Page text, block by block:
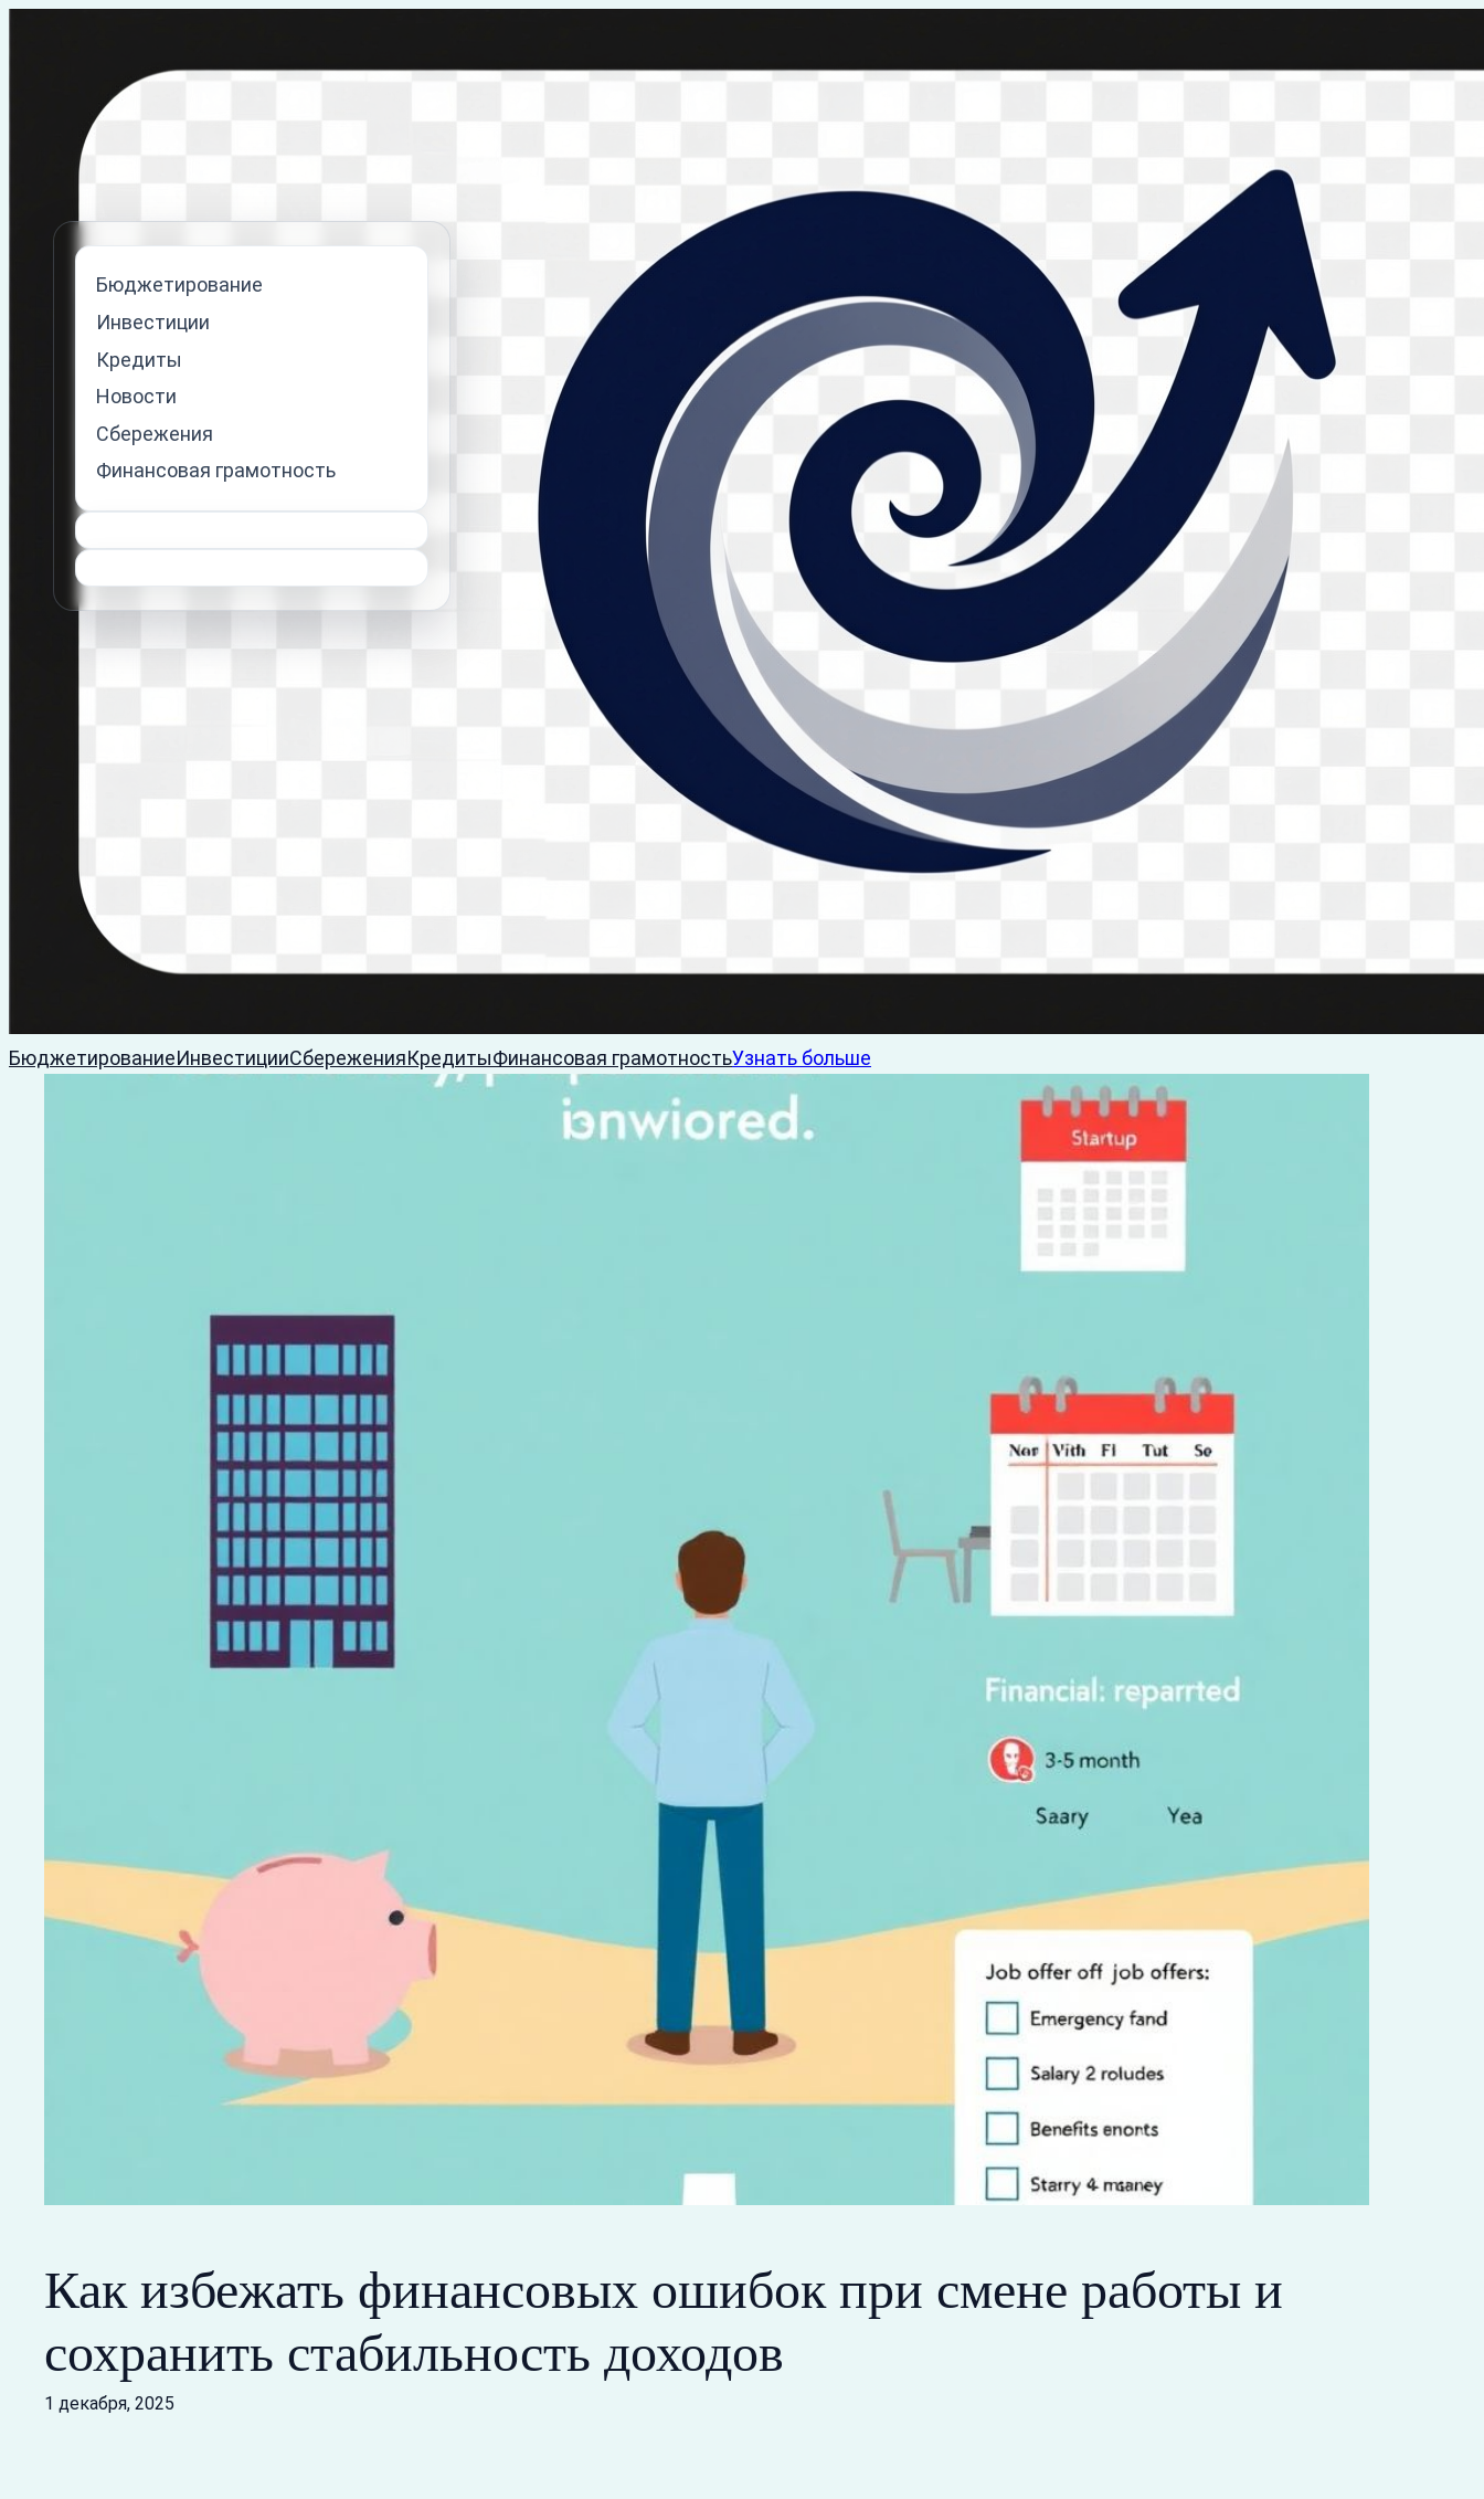
содержимому
БюджетированиеИнвестицииСбереженияКредитыФинансовая грамотностьУзнать больше
Как избежать финансовых ошибок при смене работы и
сохранить стабильность доходов
1 декабря, 2025
Бюджетирование
Инвестиции
Кредиты
Новости
Сбережения
Финансовая грамотность